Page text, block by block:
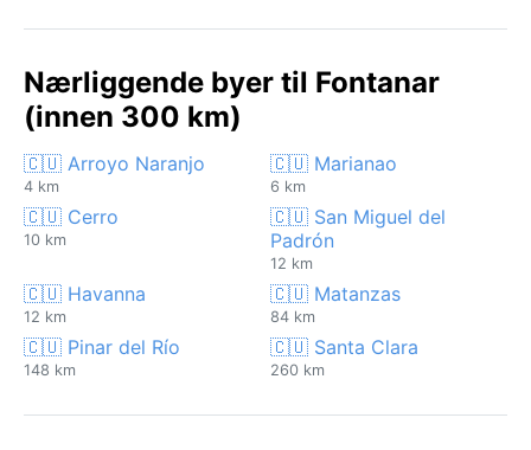
Nærliggende byer til Fontanar
(innen 300 km)
🇨🇺 Arroyo Naranjo
4 km
🇨🇺 Marianao
6 km
🇨🇺 Cerro
10 km
🇨🇺 San Miguel del
Padrón
12 km
🇨🇺 Havanna
12 km
🇨🇺 Matanzas
84 km
🇨🇺 Pinar del Río
148 km
🇨🇺 Santa Clara
260 km